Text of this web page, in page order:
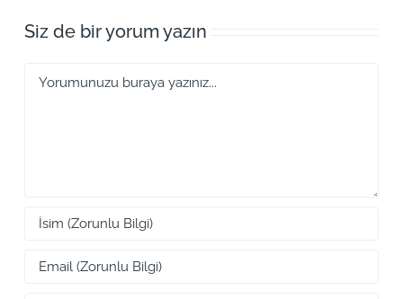
Siz de bir yorum yazın